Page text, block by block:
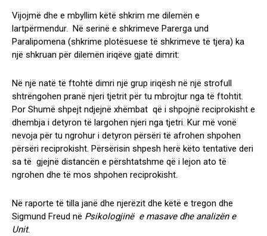
Vijojmë dhe e mbyllim këtë shkrim me dilemën e
lartpërmendur. Në serinë e shkrimeve Parerga und
Paralipomena (shkrime plotësuese të shkrimeve të tjera) ka
një shkruan për dilemën iriqëve gjatë dimrit:
Në një natë të ftohtë dimri një grup iriqësh në një strofull
shtrëngohen pranë njeri tjetrit për tu mbrojtur nga të ftohtit.
Por Shumë shpejt ndjejnë xhëmbat që i shpojnë reciprokisht e
dhembja i detyron të largohen njeri nga tjetri. Kur më vonë
nevoja për tu ngrohur i detyron përsëri të afrohen shpohen
përsëri reciprokisht. Përsërisin shpesh herë këto tentative deri
sa të gjejnë distancën e përshtatshme që i lejon ato të
ngrohen dhe të mos shpohen reciprokisht.
Në raporte të tilla janë dhe njerëzit dhe këtë e tregon dhe
Sigmund Freud në Psikologjinë e masave dhe analizën e
Unit.